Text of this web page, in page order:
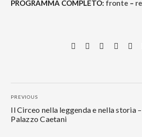
PROGRAMMA COMPLETO: fronte –
PREVIOUS
Il Circeo nella leggenda e nella storia –
Palazzo Caetani